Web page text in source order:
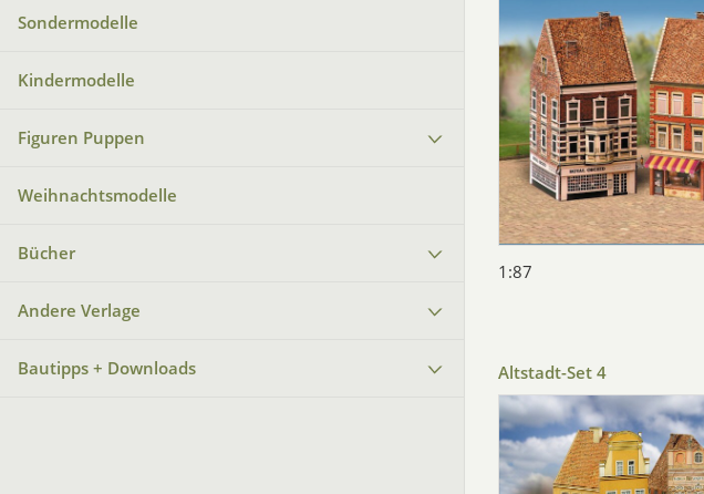
Sondermodelle
Kindermodelle
Figuren Puppen
Weihnachtsmodelle
Bücher
Andere Verlage
Bautipps + Downloads
1:87
Altstadt-Set 4